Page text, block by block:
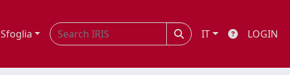
Sfoglia IT LOGIN